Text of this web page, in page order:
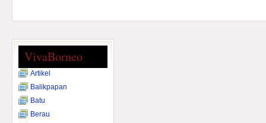
VivaBorneo
Artikel
Balikpapan
Batu
Berau